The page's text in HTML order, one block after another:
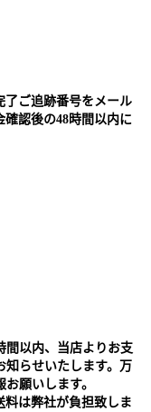
了ご追跡番号をメール
認後の48時間以内に
間以内、当店よりお支
知らせいたします。万
願いします。
料は弊社が負担致しま